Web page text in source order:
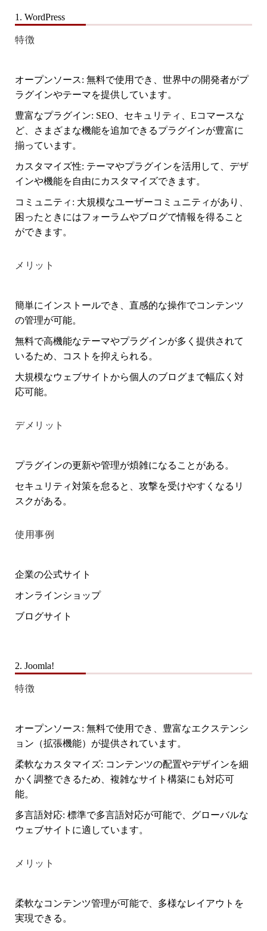
1. WordPress
特徴
オープンソース: 無料で使用でき、世界中の開発者がプ
ラグインやテーマを提供しています。
豊富なプラグイン: SEO、セキュリティ、Eコマースな
ど、さまざまな機能を追加できるプラグインが豊富に
揃っています。
カスタマイズ性: テーマやプラグインを活用して、デザ
インや機能を自由にカスタマイズできます。
コミュニティ : 大規模なユーザーコミュニティがあり、
困ったときにはフォーラムやブログで情報を得ること
ができます。
メリット
簡単にインストールでき、直感的な操作でコンテンツ
の管理が可能。
無料で高機能なテーマやプラグインが多く提供されて
いるため、コストを抑えられる。
大規模なウェブサイトから個人のブログまで幅広く対
応可能。
デメリット
プラグインの更新や管理が煩雑になることがある。
セキュリティ対策を怠ると、攻撃を受けやすくなるリ
スクがある。
使用事例
企業の公式サイト
オンラインショップ
ブログサイト
2. Joomla!
特徴
オープンソース: 無料で使用でき、豊富なエクステンシ
ョン（拡張機能）が提供されています。
柔軟なカスタマイズ: コンテンツの配置やデザインを細
かく調整できるため、複雑なサイト構築にも対応可
能。
多言語対応: 標準で多言語対応が可能で、グローバルな
ウェブサイトに適しています。
メリット
柔軟なコンテンツ管理が可能で、多様なレイアウトを
実現できる。